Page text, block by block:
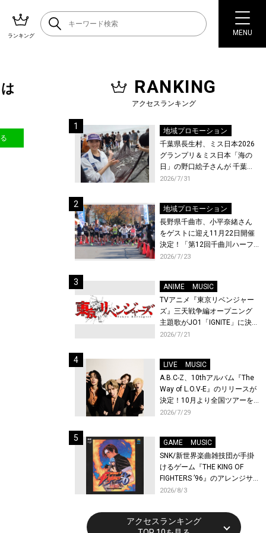
ランキング MENU
RANKING
アクセスランキング
地域プロモーション
千葉県長生村、ミス日本2026
グランプリ＆ミス日本「海の
日」の野口絵子さんが 千葉県
唯一の村・長生村で地引網を
2026/7/31
地域プロモーション
長野県千曲市、小平奈緒さん
をゲストに迎え11月22日開催
決定！「第12回千曲川ハーフ
マラソン」エントリー受付開
2026/7/23
ANIME
MUSIC
TVアニメ『東京リベンジャー
ズ』三天戦争編オープニング
主題歌がJO1「IGNITE」に決
定！メンバー全員から喜びと
先行上映会を開催！
2026/7/21
LIVE
MUSIC
A.B.C-Z、10thアルバム『The
Way of L.O.V-E』のリリースが
決定！10月より全国ツアーを
開催！
2026/7/29
GAME
MUSIC
SNK/新世界楽曲雑技団が手掛
けるゲーム『THE KING OF
FIGHTERS ’96』のアレンジサ
ウンドトラックが配信開始！
2026/8/3
アクセスランキング